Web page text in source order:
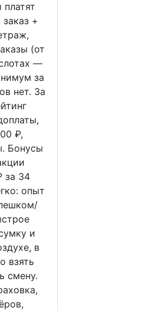
+
(от
—
за
нет. За
₽,
Бонусы
за 34
опыт
и
в
взять
смену.